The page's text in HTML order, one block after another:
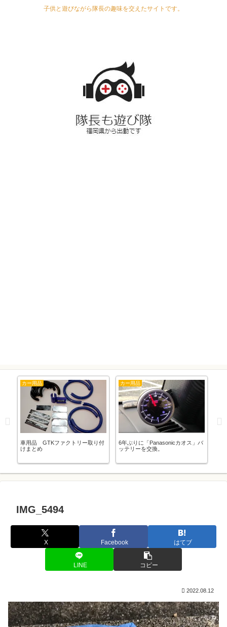
子供と遊びながら隊長の趣味を交えたサイトです。
カー用品
車用品 GTKファクトリー取り付
けまとめ
カー用品
6年ぶりに「Panasonicカオス」バ
ッテリーを交換。
IMG_5494
X Facebook はてブ
LINE コピー
2022.08.12